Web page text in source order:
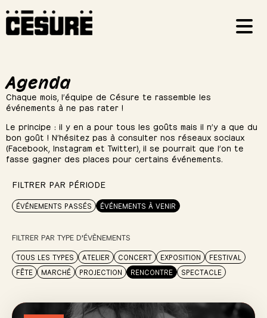
Agenda
Chaque mois, l’équipe de Césure te rassemble les
événements à ne pas rater !
Le principe : il y en a pour tous les goûts mais il n’y a que du
bon goût ! N’hésitez pas à consulter nos réseaux sociaux
(Facebook, Instagram et Twitter), il se pourrait que l’on te
fasse gagner des places pour certains événements.
FILTRER PAR PÉRIODE
ÉVÉNEMENTS PASSÉS ÉVÉNEMENTS À VENIR
FILTRER PAR TYPE D'ÉVÈNEMENTS
TOUS LES TYPES ATELIER CONCERT EXPOSITION
FESTIVAL
FÊTE
MARCHÉ PROJECTION RENCONTRE SPECTACLE